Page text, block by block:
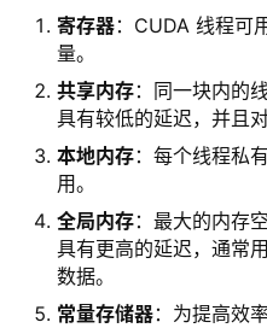
寄存器：CUDA 线程可
量。
共享内存：同一块内的
具有较低的延迟，并且
本地内存：每个线程私
用。
全局内存：最大的内存
具有更高的延迟，通常
数据。
常量存储器：为提高效